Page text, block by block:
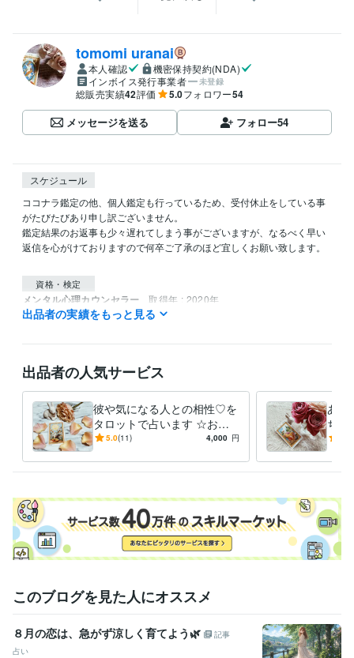
tomomi uranai
本人確認
機密保持契約(NDA)
インボイス発行事業者
未登録
総販売実績42評価 5.0フォロワー54
メッセージを送る フォロー54
スケジュール
ココナラ鑑定の他、個人鑑定も行っているため、受付休止をしている事
がたびたびあり申し訳ございません。
鑑定結果のお返事も少々遅れてしまう事がございますが、なるべく早い
返信を心がけておりますので何卒ご了承のほど宜しくお願い致します。
資格・検定
メンタル心理カウンセラー 取得年 : 2020年
タロットリーディングマスター
タロットリーディングマスター 取得年 : 2018年
メンタル心理カウンセラー
四柱推命鑑定士 取得年 : 2018年
出品者の実績をもっと見る
出品者の人気サービス
彼や気になる人との相性♡を
タロットで占います ☆お相
手との今現在の相性をタロッ
5.0(11) 4,000 円
あな
ちや
やお
このブログを見た人にオススメ
８月の恋は、急がず涼しく育てよう🌿
記事
占い